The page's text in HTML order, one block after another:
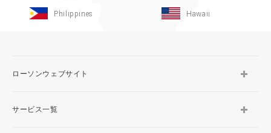
Philippines Hawaii
ローソンウェブサイト
サービス一覧